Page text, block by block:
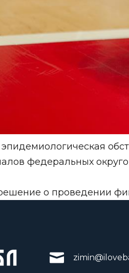
эпидемиологическая
федеральных
о проведении